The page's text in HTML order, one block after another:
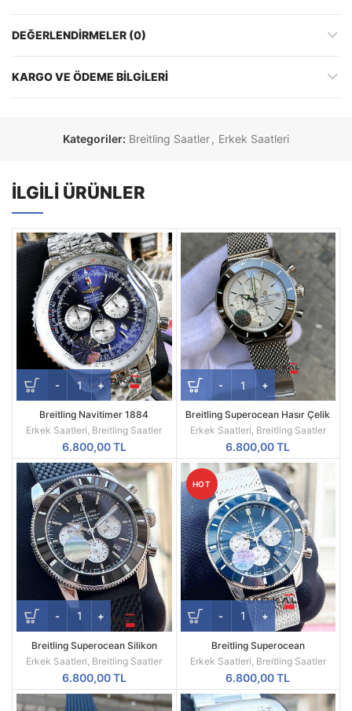
DEĞERLENDIRMELER (0)
KARGO VE ÖDEME BILGILERI
Kategoriler: Breitling Saatler , Erkek Saatleri
İLGILI ÜRÜNLER
Breitling Navitimer 1884
Chronometre Mavi Kadran Replika
Saat
Erkek Saatleri, Breitling Saatler
6.800,00TL
Breitling Superocean Hasır Çelik
Kordon Replika Erkek Kol Saati
Erkek Saatleri, Breitling Saatler
6.800,00TL
Breitling Superocean Silikon
Kordon Replika Erkek Kol Saati
Erkek Saatleri Breitling Saatler
6.800,00TL
HOT
Breitling Superocean
Chronometer Mavi Kadran
Erkek Saatleri Breitling Saatler
6.800,00TL